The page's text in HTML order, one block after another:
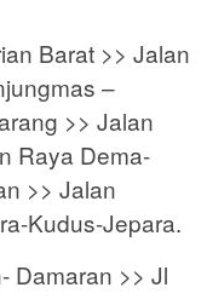
Barat >> Jalan
–
>> Jalan
Raya Dema-
>> Jalan
Kudus-Jepara.
Damaran >> Jl